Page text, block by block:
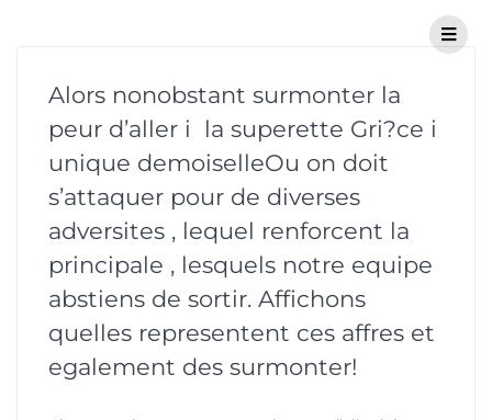
Alors nonobstant surmonter la
peur d’aller i la superette Gri?ce i
unique demoiselleOu on doit
s’attaquer pour de diverses
adversites , lequel renforcent la
principale , lesquels notre equipe
abstiens de sortir. Affichons
quelles representent ces affres et
egalement des surmonter!